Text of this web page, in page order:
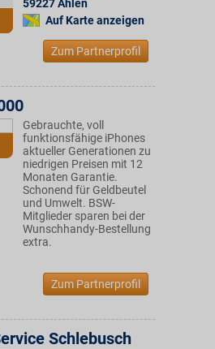
59227Ahlen
Auf Karte anzeigen
Zum Partnerprofil
Gebrauchte, voll
funktionsfähige iPhones
aktueller Generationen zu
niedrigen Preisen mit 12
Monaten Garantie.
Schonend für Geldbeutel
und Umwelt. BSW-
Mitglieder sparen bei der
Wunschhandy-Bestellung
extra.
Zum Partnerprofil
Schlebusch